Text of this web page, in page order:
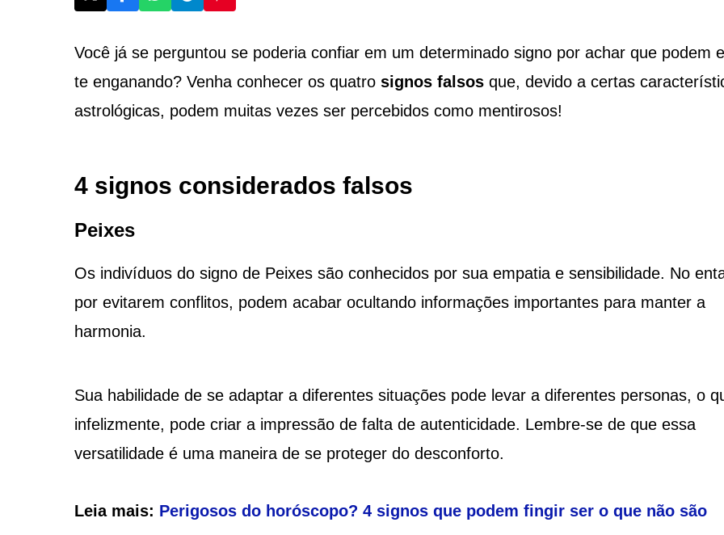
Você já se perguntou se poderia confiar em um determinado signo por achar que podem
te enganando? Venha conhecer os quatro signos falsosque, devido a certas
astrológicas, podem muitas vezes ser percebidos como mentirosos!
4 signos considerados falsos
Peixes
Os indivíduos do signo de Peixes são conhecidos por sua empatia e sensibilidade. No
por evitarem conflitos, podem acabar ocultando informações importantes para manter a
harmonia.
Sua habilidade de se adaptar a diferentes situações pode levar a diferentes personas, o
infelizmente, pode criar a impressão de falta de autenticidade. Lembre-se de que essa
versatilidade é uma maneira de se proteger do desconforto.
Leia mais: Perigosos do horóscopo? 4 signos que podem fingir ser o que não são